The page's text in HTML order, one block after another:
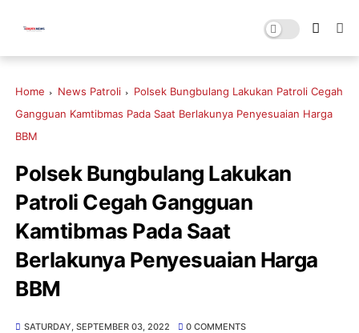
Home News Patroli
Polsek Bungbulang Lakukan Patroli Cegah
Gangguan Kamtibmas Pada Saat Berlakunya Penyesuaian Harga
BBM
Polsek Bungbulang Lakukan
Patroli Cegah Gangguan
Kamtibmas Pada Saat
Berlakunya Penyesuaian Harga
BBM
SATURDAY, SEPTEMBER 03, 2022 0 COMMENTS